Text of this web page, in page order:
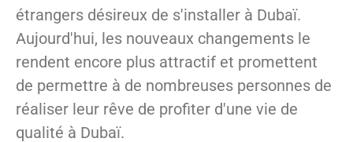
étrangers désireux de s'installer à Dubaï.
Aujourd'hui, les nouveaux changements le
rendent encore plus attractif et promettent
de permettre à de nombreuses personnes de
réaliser leur rêve de profiter d'une vie de
qualité à Dubaï.